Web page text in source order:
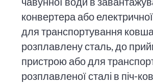
конвертера або
для транспортування
розплавлену сталь, до
пристрою або для
розплавленої сталі в піч-